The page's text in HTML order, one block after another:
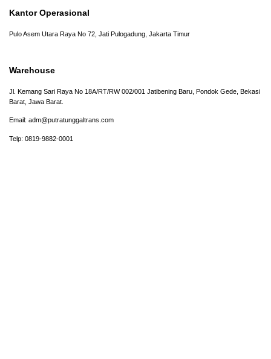
Kantor Operasional
Pulo Asem Utara Raya No 72, Jati Pulogadung, Jakarta Timur
Warehouse
Jl. Kemang Sari Raya No 18A/RT/RW 002/001 Jatibening Baru, Pondok Gede, Bekasi
Barat, Jawa Barat.
Email: adm@putratunggaltrans.com
Telp: 0819-9882-0001